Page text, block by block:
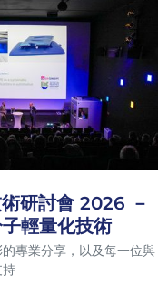
研討會 2026 －
輕量化技術
專業分享，以及每一位與
持